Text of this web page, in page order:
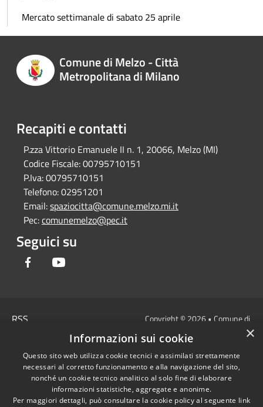
Mercato settimanale di sabato 25 aprile
Comune di Melzo - Città
Metropolitana di Milano
Recapiti e contatti
P.zza Vittorio Emanuele II n. 1, 20066, Melzo (MI)
Codice Fiscale:00795710151
P.Iva:00795710151
Telefono:02951201
Email:spaziocitta@comune.melzo.mi.it
Pec:comunemelzo@pec.it
Seguici su
Facebook
RSS
Cookie
Mappa del sito
Area Interna
Copyright © 2026 • Comune di
Melzo - Città Metropolitana di
Milano • Powered by
Municipium•Accesso
redazione
×
Informazioni sui cookie
Questo sito web utilizza cookie tecnici e assimilati strettamente
necessari al corretto funzionamento e alla navigazione del sito,
nonché un cookie tecnico analitico al solo fine di elaborare
informazioni statistiche, aggregate e anonime.
Per maggiori dettagli, può consultare la cookie policy al seguente link